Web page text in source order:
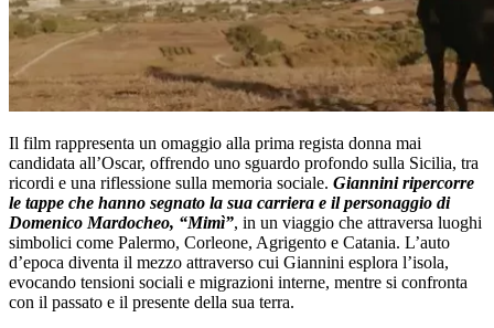
Il film rappresenta un omaggio alla prima regista donna mai
candidata all’Oscar, offrendo uno sguardo profondo sulla Sicilia, tra
ricordi e una riflessione sulla memoria sociale. Giannini ripercorre
le tappe che hanno segnato la sua carriera e il personaggio di
Domenico Mardocheo, “Mimì”, in un viaggio che attraversa luoghi
simbolici come Palermo, Corleone, Agrigento e Catania. L’auto
d’epoca diventa il mezzo attraverso cui Giannini esplora l’isola,
evocando tensioni sociali e migrazioni interne, mentre si confronta
con il passato e il presente della sua terra.